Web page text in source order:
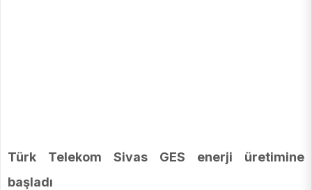
Türk Telekom Sivas GES enerji üretimine
başladı